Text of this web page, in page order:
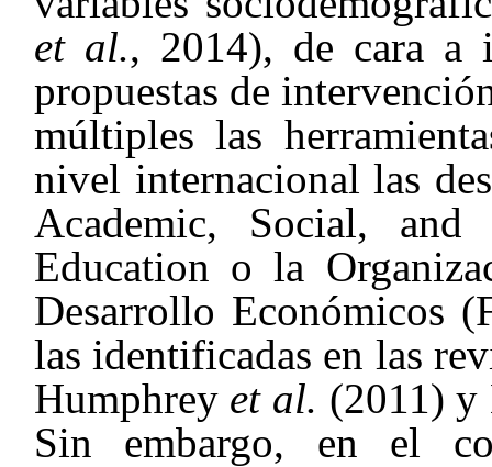
et al., 2014), de cara a
propuestas de
múltiples las
nivel internacional las
Academic, Social, and
Education o la
Desarrollo Económicos
las identificadas en las
Humphrey et al. (2011)
Sin embargo, en el